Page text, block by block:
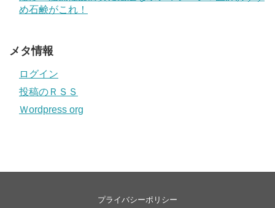
め石鹸がこれ！
メタ情報
ログイン
投稿のＲＳＳ
Ｗordpress org
プライバシーポリシー